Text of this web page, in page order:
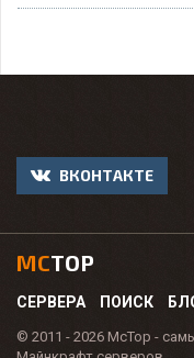
ВКОНТАКТЕ
MCTOP
СЕРВЕРА ПОИСК
© 2011 - 2026 McTop -